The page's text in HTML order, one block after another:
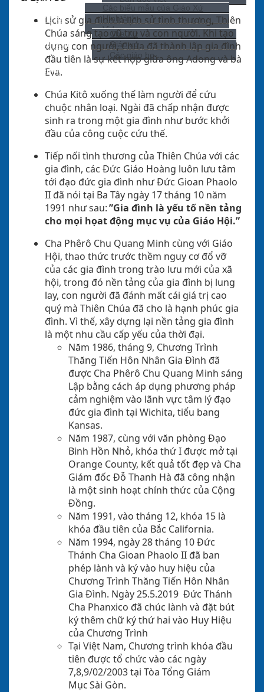
Tư Liệu
Các biểu mẫu của Giáo Xứ
Hình ảnh
Video
Giới thiệu
Cha Xứ
Giáo xứ
Các giáo họ
Liên hệ
Lịch sử gia đình là lịch sử tình thương, Thiên
Chúa sáng tạo vũ trụ và con người. Khi tạo
dựng con người, Chúa đã thành lập gia đình
đầu tiên là sự kết hợp giữa ông Adong và bà
Eva.
Chúa Kitô xuống thế làm người để cứu
chuộc nhân loại. Ngài đã chấp nhận được
sinh ra trong một gia đình như bước khởi
đầu của công cuộc cứu thế.
Tiếp nối tình thương của Thiên Chúa với các
gia đình, các Đức Giáo Hoàng luôn lưu tâm
tới đạo đức gia đình như Đức Gioan Phaolo
II đã nói tại Ba Tây ngày 17 tháng 10 năm
1991 như sau:”Gia đình là yếu tố nền tảng
cho mọi họat động mục vụ của Giáo Hội.”
Cha Phêrô Chu Quang Minh cùng với Giáo
Hội, thao thức trước thềm nguy cơ đổ vỡ
của các gia đình trong trào lưu mới của xã
hội, trong đó nền tảng của gia đình bị lung
lay, con người đã đánh mất cái giá trị cao
quý mà Thiên Chúa đã cho là hạnh phúc gia
đình. Vì thế, xây dựng lại nền tảng gia đình
là một nhu cầu cấp yếu của thời đại.
Năm 1986, tháng 9, Chương Trình
Thăng Tiến Hôn Nhân Gia Đình đã
được Cha Phêrô Chu Quang Minh sáng
Lập bằng cách áp dụng phương pháp
cảm nghiệm vào lãnh vực tâm lý đạo
đức gia đình tại Wichita, tiểu bang
Kansas.
Năm 1987, cùng với văn phòng Đạo
Binh Hồn Nhỏ, khóa thứ I được mở tại
Orange County, kết quả tốt đẹp và Cha
Giám đốc Đỗ Thanh Hà đã công nhận
là một sinh hoạt chính thức của Cộng
Đồng.
Năm 1991, vào tháng 12, khóa 15 là
khóa đầu tiên của Bắc California.
Năm 1994, ngày 28 tháng 10 Đức
Thánh Cha Gioan Phaolo II đã ban
phép lành và ký vào huy hiệu của
Chương Trình Thăng Tiến Hôn Nhân
Gia Đình. Ngày 25.5.2019 Đức Thánh
Cha Phanxico đã chúc lành và đặt bút
ký thêm chữ ký thứ hai vào Huy Hiệu
của Chương Trình
Tại Việt Nam, Chương trình khóa đầu
tiên được tổ chức vào các ngày
7,8,9/02/2003 tại Tòa Tổng Giám
Mục Sài Gòn.